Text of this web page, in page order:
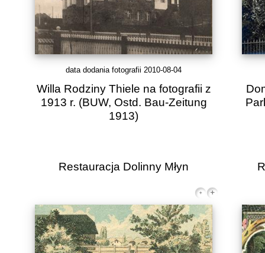
data dodania fotografii 2010-08-04
Willa Rodziny Thiele na fotografii z
1913 r. (BUW, Ostd. Bau-Zeitung
1913)
Restauracja Dolinny Młyn